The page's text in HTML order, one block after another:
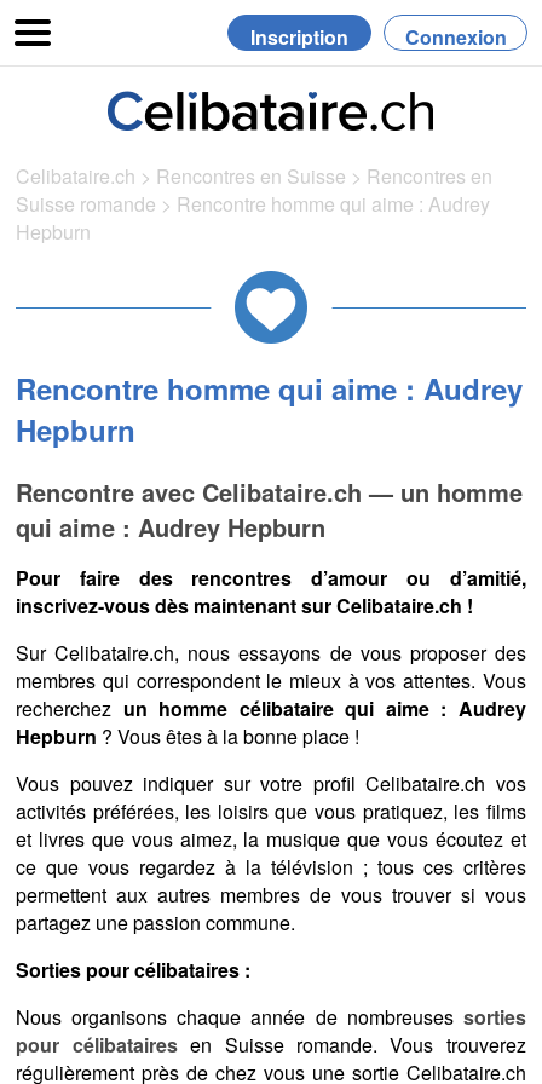
Inscription Connexion
Celibataire.ch > Rencontres en Suisse > Rencontres en
Suisse romande > Rencontre homme qui aime : Audrey
Hepburn
Rencontre homme qui aime : Audrey
Hepburn
Rencontre avec Celibataire.ch — un homme
qui aime : Audrey Hepburn
Pour faire des rencontres d’amour ou d’amitié,
inscrivez-vous dès maintenant sur Celibataire.ch !
Sur Celibataire.ch, nous essayons de vous proposer des
membres qui correspondent le mieux à vos attentes. Vous
recherchez un homme célibataire qui aime : Audrey
Hepburn ? Vous êtes à la bonne place !
Vous pouvez indiquer sur votre profil Celibataire.ch vos
activités préférées, les loisirs que vous pratiquez, les films
et livres que vous aimez, la musique que vous écoutez et
ce que vous regardez à la télévision ; tous ces critères
permettent aux autres membres de vous trouver si vous
partagez une passion commune.
Sorties pour célibataires :
Nous organisons chaque année de nombreuses sorties
pour célibatairesen Suisse romande. Vous trouverez
régulièrement près de chez vous une sortie Celibataire.ch